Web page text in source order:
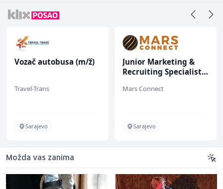
Vozač autobusa (m/ž)
Travel-Trans
Sarajevo
Junior Marketing &
Recruiting Specialist
Mars Connect
Sarajevo
Možda vas zanima